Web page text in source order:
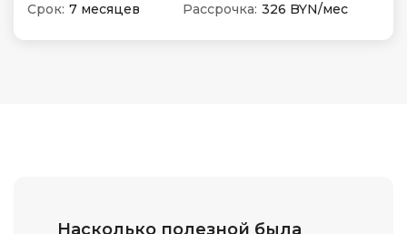
Срок: 7 месяцев Рассрочка: 326 BYN/мес
Насколько полезной была